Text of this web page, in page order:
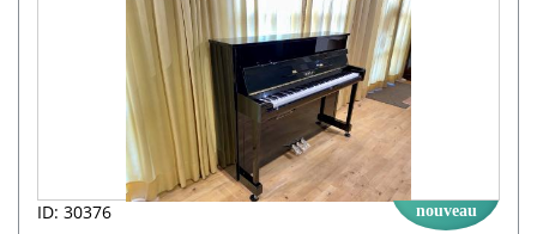
ID: 30376 nouveau